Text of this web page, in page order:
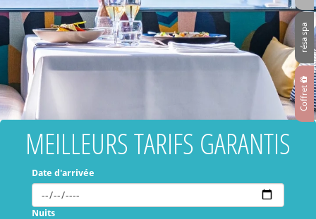
Coffret
résa spa
MEILLEURS TARIFS GARANTIS
Date d'arrivée
Nuits